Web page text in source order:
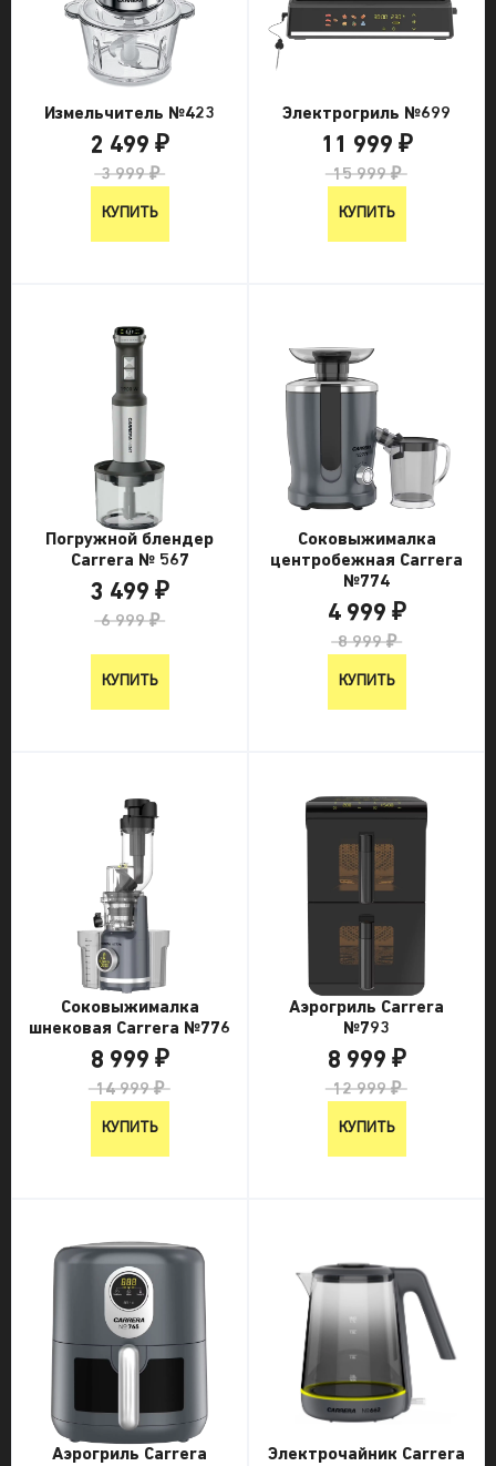
Измельчитель №423
2 499 ₽
3 999 ₽
КУПИТЬ
Электрогриль №699
11 999 ₽
15 999 ₽
КУПИТЬ
Погружной блендер
Carrera № 567
3 499 ₽
6 999 ₽
КУПИТЬ
Соковыжималка
центробежная Carrera
№774
4 999 ₽
8 999 ₽
КУПИТЬ
Соковыжималка
шнековая Carrera №776
8 999 ₽
14 999 ₽
КУПИТЬ
Аэрогриль Carrera
№793
8 999 ₽
12 999 ₽
КУПИТЬ
Аэрогриль Carrera
Электрочайник Carrera